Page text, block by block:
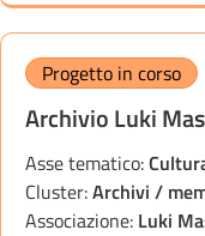
Progetto in corso
Archivio Luki
Asse tematico:
Cluster:Archivi /
Associazione: Luki